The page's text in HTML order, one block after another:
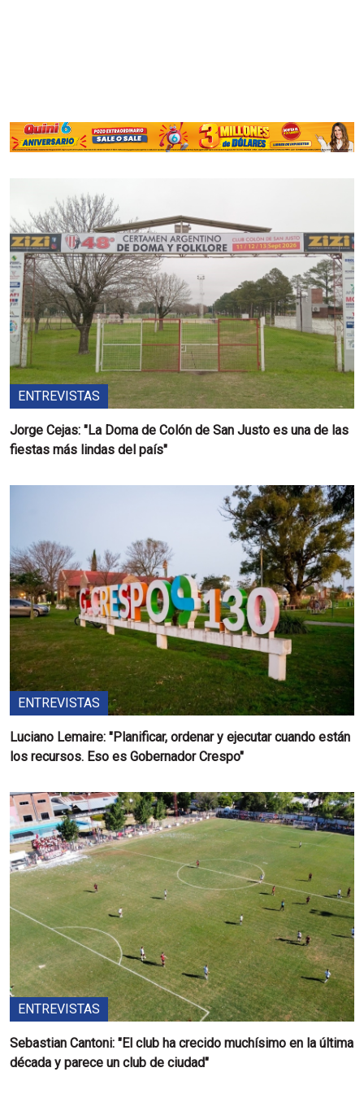
ENTREVISTAS
Jorge Cejas: "La Doma de Colón de San Justo es una de las
fiestas más lindas del país"
ENTREVISTAS
Luciano Lemaire: "Planificar, ordenar y ejecutar cuando están
los recursos. Eso es Gobernador Crespo"
ENTREVISTAS
Sebastian Cantoni: "El club ha crecido muchísimo en la última
década y parece un club de ciudad"